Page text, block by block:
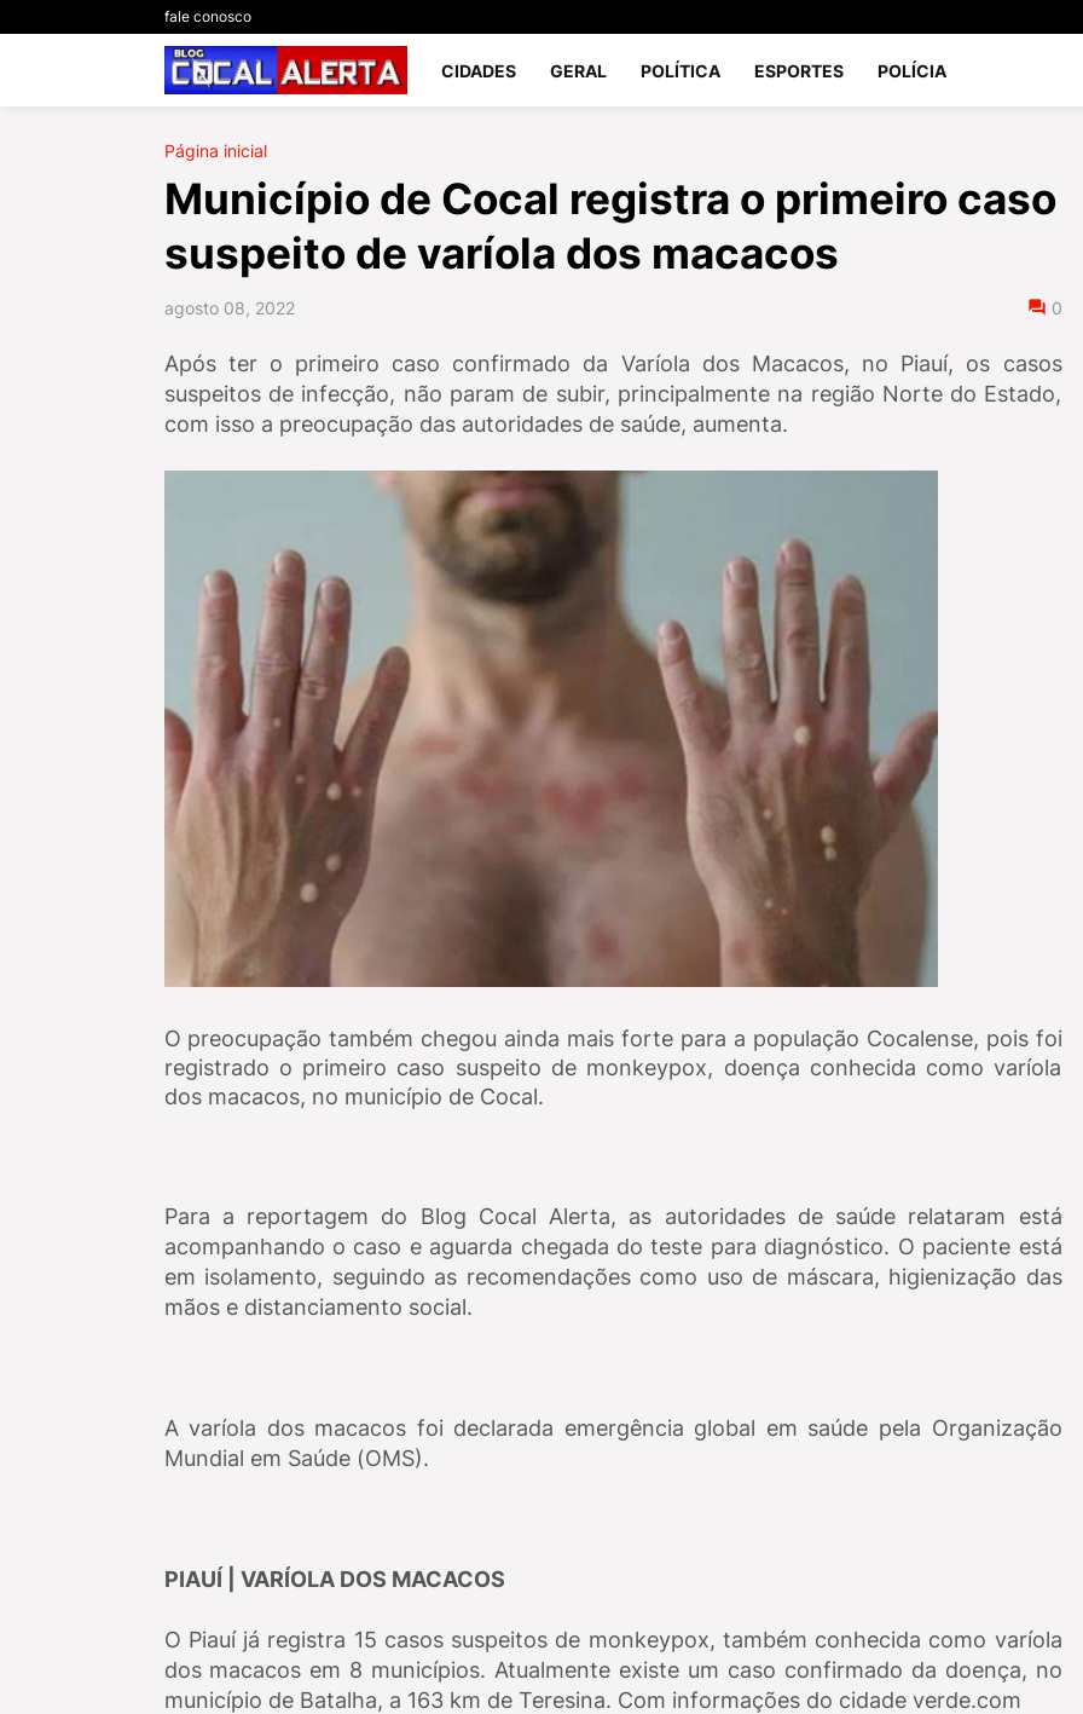
fale conosco
CIDADES GERAL POLÍTICA ESPORTES POLÍCIA
Página inicial
Município de Cocal registra o primeiro caso
suspeito de varíola dos macacos
agosto 08, 2022 0
Após ter o primeiro caso confirmado da Varíola dos Macacos, no Piauí, os casos
suspeitos de infecção, não param de subir, principalmente na região Norte do Estado,
com isso a preocupação das autoridades de saúde, aumenta.
O preocupação também chegou ainda mais forte para a população Cocalense, pois foi
registrado o primeiro caso suspeito de monkeypox, doença conhecida como varíola
dos macacos, no município de Cocal.
Para a reportagem do Blog Cocal Alerta, as autoridades de saúde relataram está
acompanhando o caso e aguarda chegada do teste para diagnóstico. O paciente está
em isolamento, seguindo as recomendações como uso de máscara, higienização das
mãos e distanciamento social.
A varíola dos macacos foi declarada emergência global em saúde pela Organização
Mundial em Saúde (OMS).
PIAUÍ | VARÍOLA DOS MACACOS
O Piauí já registra 15 casos suspeitos de monkeypox, também conhecida como varíola
dos macacos em 8 municípios. Atualmente existe um caso confirmado da doença, no
município de Batalha, a 163 km de Teresina. Com informações do cidade verde.com